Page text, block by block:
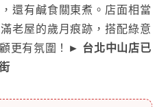
還有鹹食關東煮。店面相當
老屋的歲月痕跡，搭配綠意
更有氛圍！
► 台北中山店已